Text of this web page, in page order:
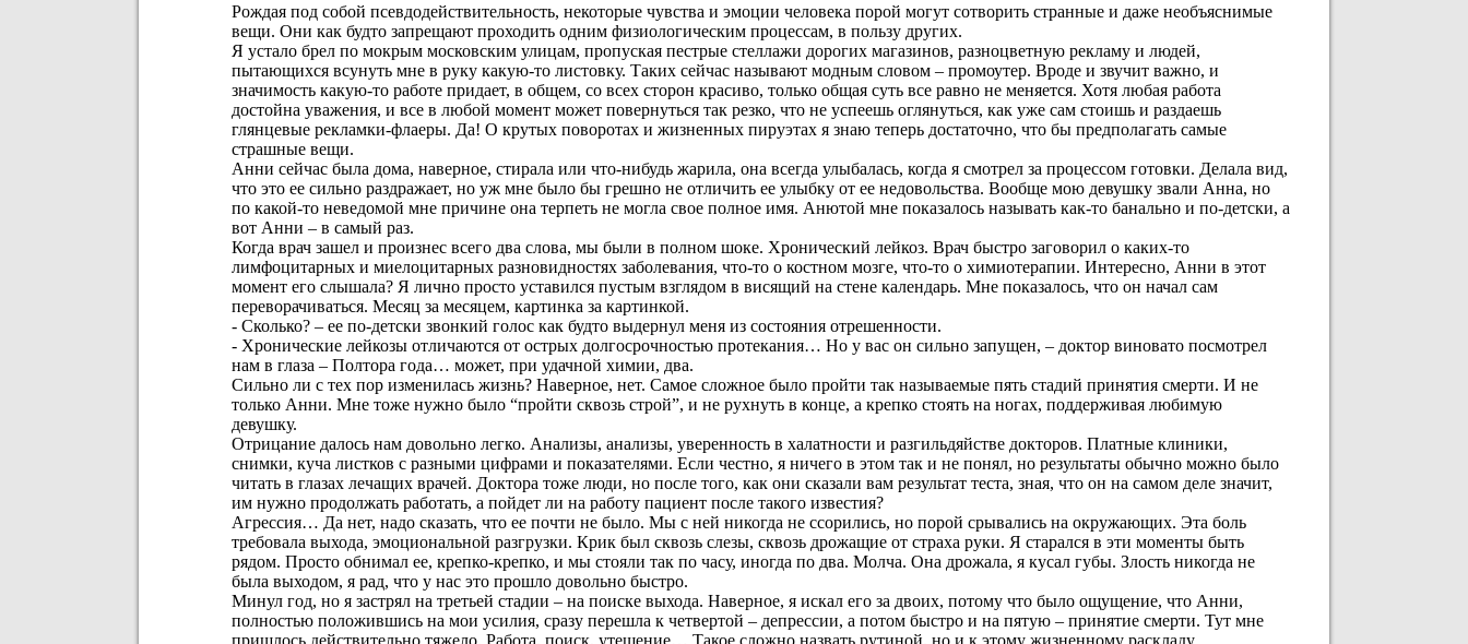
Рождая под собой псевдодействительность, некоторые чувства и эмоции человека порой могут сотворить странные и даже необъяснимые
вещи. Они как будто запрещают проходить одним физиологическим процессам, в пользу других.
Я устало брел по мокрым московским улицам, пропуская пестрые стеллажи дорогих магазинов, разноцветную рекламу и людей,
пытающихся всунуть мне в руку какую-то листовку. Таких сейчас называют модным словом – промоутер. Вроде и звучит важно, и
значимость какую-то работе придает, в общем, со всех сторон красиво, только общая суть все равно не меняется. Хотя любая работа
достойна уважения, и все в любой момент может повернуться так резко, что не успеешь оглянуться, как уже сам стоишь и раздаешь
глянцевые рекламки-флаеры. Да! О крутых поворотах и жизненных пируэтах я знаю теперь достаточно, что бы предполагать самые
страшные вещи.
Анни сейчас была дома, наверное, стирала или что-нибудь жарила, она всегда улыбалась, когда я смотрел за процессом готовки. Делала вид,
что это ее сильно раздражает, но уж мне было бы грешно не отличить ее улыбку от ее недовольства. Вообще мою девушку звали Анна, но
по какой-то неведомой мне причине она терпеть не могла свое полное имя. Анютой мне показалось называть как-то банально и по-детски, а
вот Анни – в самый раз.
Когда врач зашел и произнес всего два слова, мы были в полном шоке. Хронический лейкоз. Врач быстро заговорил о каких-то
лимфоцитарных и миелоцитарных разновидностях заболевания, что-то о костном мозге, что-то о химиотерапии. Интересно, Анни в этот
момент его слышала? Я лично просто уставился пустым взглядом в висящий на стене календарь. Мне показалось, что он начал сам
переворачиваться. Месяц за месяцем, картинка за картинкой.
- Сколько? – ее по-детски звонкий голос как будто выдернул меня из состояния отрешенности.
- Хронические лейкозы отличаются от острых долгосрочностью протекания… Но у вас он сильно запущен, – доктор виновато посмотрел
нам в глаза – Полтора года… может, при удачной химии, два.
Сильно ли с тех пор изменилась жизнь? Наверное, нет. Самое сложное было пройти так называемые пять стадий принятия смерти. И не
только Анни. Мне тоже нужно было “пройти сквозь строй”, и не рухнуть в конце, а крепко стоять на ногах, поддерживая любимую
девушку.
Отрицание далось нам довольно легко. Анализы, анализы, уверенность в халатности и разгильдяйстве докторов. Платные клиники,
снимки, куча листков с разными цифрами и показателями. Если честно, я ничего в этом так и не понял, но результаты обычно можно было
читать в глазах лечащих врачей. Доктора тоже люди, но после того, как они сказали вам результат теста, зная, что он на самом деле значит,
им нужно продолжать работать, а пойдет ли на работу пациент после такого известия?
Агрессия… Да нет, надо сказать, что ее почти не было. Мы с ней никогда не ссорились, но порой срывались на окружающих. Эта боль
требовала выхода, эмоциональной разгрузки. Крик был сквозь слезы, сквозь дрожащие от страха руки. Я старался в эти моменты быть
рядом. Просто обнимал ее, крепко-крепко, и мы стояли так по часу, иногда по два. Молча. Она дрожала, я кусал губы. Злость никогда не
была выходом, я рад, что у нас это прошло довольно быстро.
Минул год, но я застрял на третьей стадии – на поиске выхода. Наверное, я искал его за двоих, потому что было ощущение, что Анни,
полностью положившись на мои усилия, сразу перешла к четвертой – депрессии, а потом быстро и на пятую – принятие смерти. Тут мне
пришлось действительно тяжело. Работа, поиск, утешение… Такое сложно назвать рутиной, но и к этому жизненному раскладу